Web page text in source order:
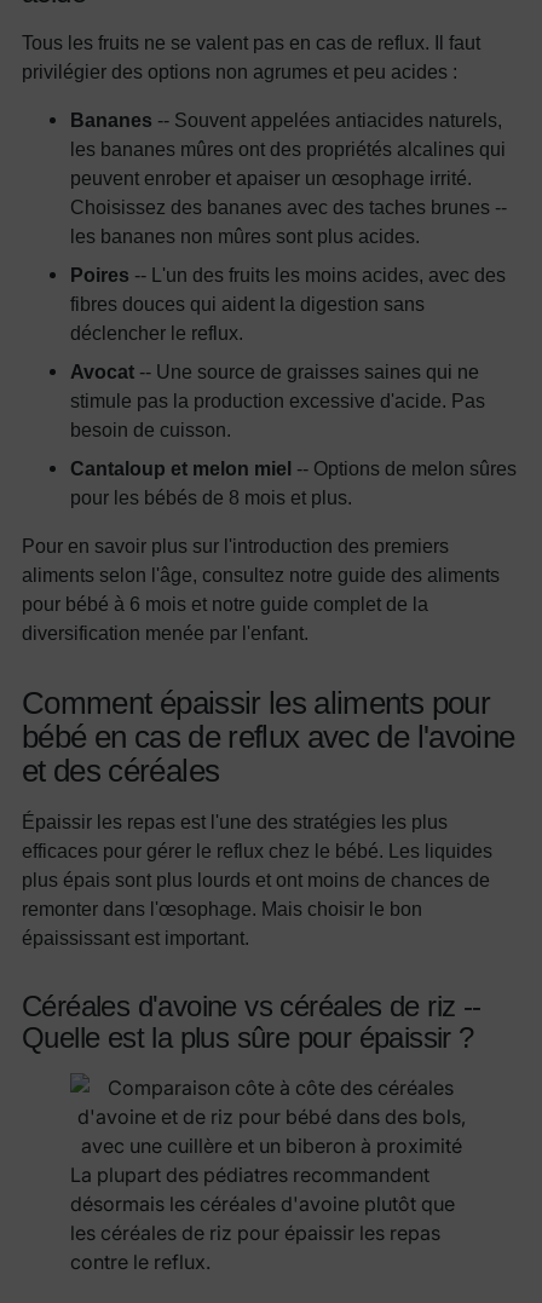
Tous les fruits ne se valent pas en cas de reflux. Il faut
privilégier des options non agrumes et peu acides :
Bananes -- Souvent appelées antiacides naturels,
les bananes mûres ont des propriétés alcalines qui
peuvent enrober et apaiser un œsophage irrité.
Choisissez des bananes avec des taches brunes --
les bananes non mûres sont plus acides.
Poires -- L'un des fruits les moins acides, avec des
fibres douces qui aident la digestion sans
déclencher le reflux.
Avocat -- Une source de graisses saines qui ne
stimule pas la production excessive d'acide. Pas
besoin de cuisson.
Cantaloup et melon miel -- Options de melon sûres
pour les bébés de 8 mois et plus.
Pour en savoir plus sur l'introduction des premiers
aliments selon l'âge, consultez notre guide des aliments
pour bébé à 6 mois et notre guide complet de la
diversification menée par l'enfant.
Comment épaissir les aliments pour
bébé en cas de reflux avec de l'avoine
et des céréales
Épaissir les repas est l'une des stratégies les plus
efficaces pour gérer le reflux chez le bébé. Les liquides
plus épais sont plus lourds et ont moins de chances de
remonter dans l'œsophage. Mais choisir le bon
épaississant est important.
Céréales d'avoine vs céréales de riz --
Quelle est la plus sûre pour épaissir ?
La plupart des pédiatres recommandent
désormais les céréales d'avoine plutôt que
les céréales de riz pour épaissir les repas
contre le reflux.